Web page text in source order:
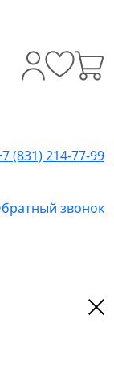
(831) 214-77-99
звонок